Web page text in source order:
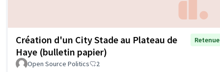
Création d'un City Stade au Plateau de
Haye (bulletin papier)
Retenue
Open Source Politics 2